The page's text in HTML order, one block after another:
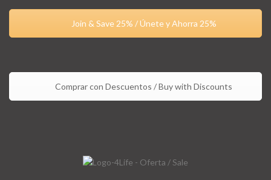
Join & Save 25% / Únete y Ahorra 25%
Comprar con Descuentos / Buy with Discounts